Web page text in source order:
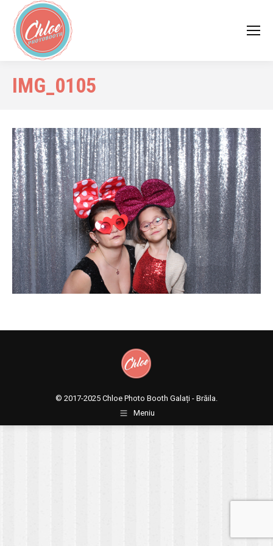
IMG_0105
© 2017-2025 Chloe Photo Booth Galați - Brăila.
Meniu